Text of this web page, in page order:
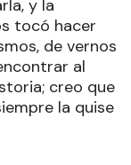
y la
tocó hacer
de vernos
al
creo que
la quise